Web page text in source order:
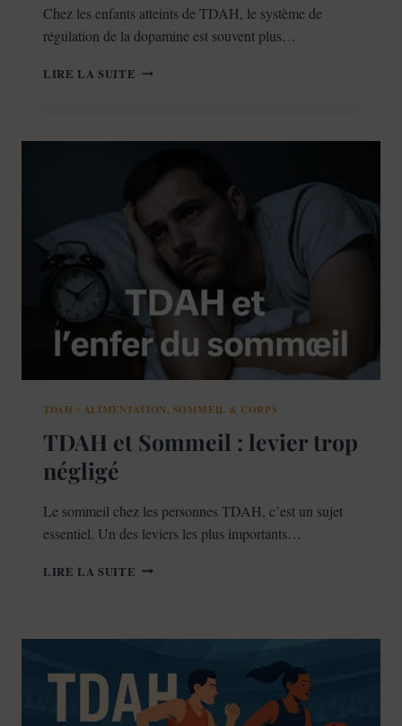
Chez les enfants atteints de TDAH, le système de
régulation de la dopamine est souvent plus…
LIRE LA SUITE BOISSONS
CHEZ
QUELS
DANGERS
CONCRETS
QUE
PROPOSER
LA
PLACE
?
TDAH : ALIMENTATION, SOMMEIL & CORPS
TDAH et Sommeil : levier trop
négligé
Le sommeil chez les personnes TDAH, c’est un sujet
essentiel. Un des leviers les plus importants…
LIRE LA SUITE TDAH
LEVIER
NÉGLIGÉ